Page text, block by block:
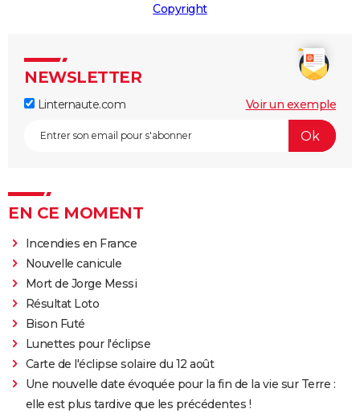
Copyright
NEWSLETTER
Linternaute.com Voir un exemple
EN CE MOMENT
Incendies en France
Nouvelle canicule
Mort de Jorge Messi
Résultat Loto
Bison Futé
Lunettes pour l'éclipse
Carte de l'éclipse solaire du 12 août
Une nouvelle date évoquée pour la fin de la vie sur Terre :
elle est plus tardive que les précédentes !